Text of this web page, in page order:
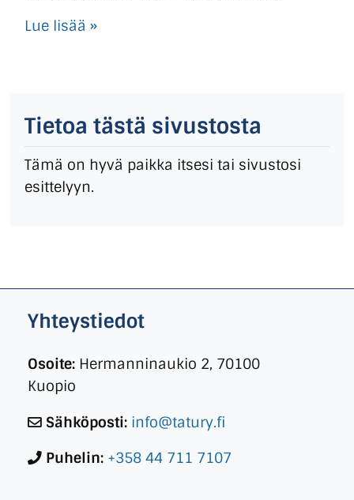
Lue lisää »
Tietoa tästä sivustosta
Tämä on hyvä paikka itsesi tai sivustosi
esittelyyn.
Yhteystiedot
Osoite: Hermanninaukio 2, 70100
Kuopio
Sähköposti: info@tatury.fi
Puhelin: +358 44 711 7107